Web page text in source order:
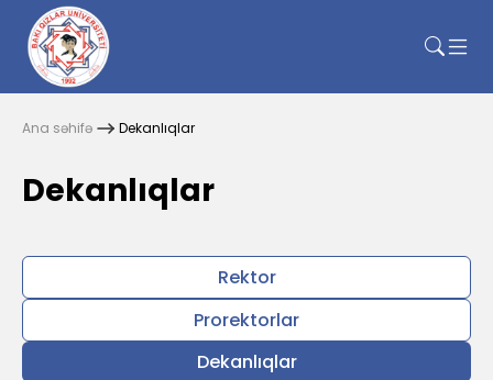
Ana səhifə Dekanlıqlar
Dekanlıqlar
Rektor
Prorektorlar
Dekanlıqlar